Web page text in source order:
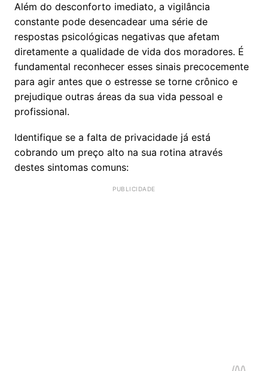
Além do desconforto imediato, a vigilância
constante pode desencadear uma série de
respostas psicológicas negativas que afetam
diretamente a qualidade de vida dos moradores. É
fundamental reconhecer esses sinais precocemente
para agir antes que o estresse se torne crônico e
prejudique outras áreas da sua vida pessoal e
profissional.
Identifique se a falta de privacidade já está
cobrando um preço alto na sua rotina através
destes sintomas comuns: